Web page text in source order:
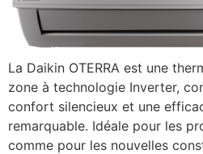
La Daikin OTERRA est une
zone à technologie Inverter,
confort silencieux et une
remarquable. Idéale pour les
comme pour les nouvelles